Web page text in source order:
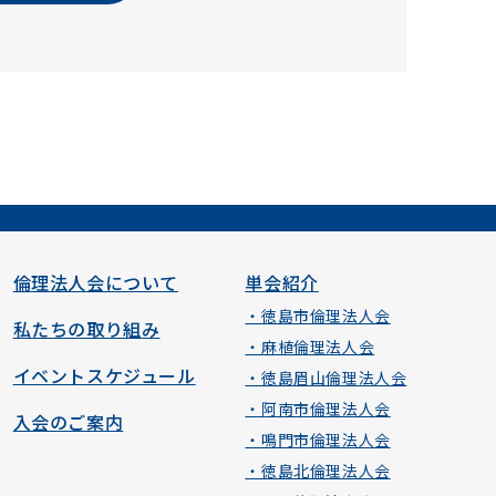
倫理法人会について
私たちの取り組み
イベントスケジュール
入会のご案内
単会紹介
・徳島市倫理法人会
・麻植倫理法人会
・徳島眉山倫理法人会
・阿南市倫理法人会
・鳴門市倫理法人会
・徳島北倫理法人会